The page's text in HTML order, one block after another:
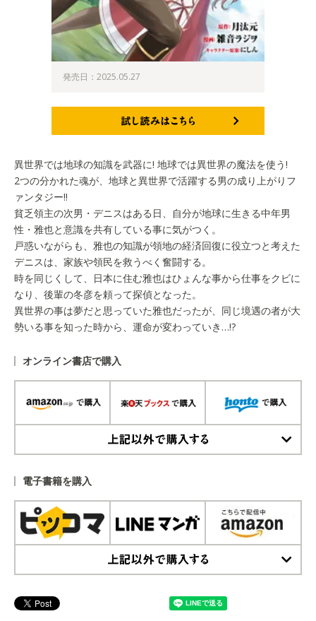
発売日：2025.05.27
異世界では地球の知識を武器に! 地球では異世界の魔法を使う!
2つの分かれた魂が、地球と異世界で活躍する男の成り上がりフ
ァンタジー!!
貧乏領主の次男・デニスはある日、自分が地球に生きる中年男
性・雅也と意識を共有している事に気がつく。
戸惑いながらも、雅也の知識が領地の経済回復に役立つと考えた
デニスは、家族や領民を救うべく奮闘する。
時を同じくして、日本に住む雅也はひょんな事から仕事をクビに
なり、後輩の冬彦を頼って探偵となった。
異世界の事は夢だと思っていた雅也だったが、同じ境遇の者が大
勢いる事を知った時から、運命が変わっていき…!?
オンライン書店で購入
電子書籍を購入